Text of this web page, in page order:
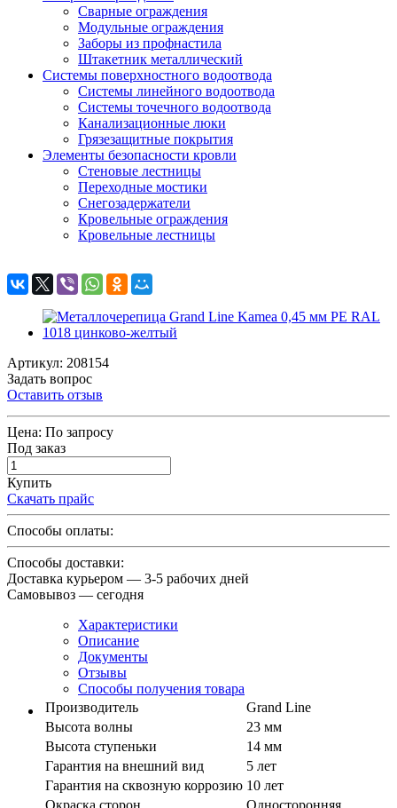
Сварные ограждения
Модульные ограждения
Заборы из профнастила
Штакетник металлический
Системы поверхностного водоотвода
Системы линейного водоотвода
Системы точечного водоотвода
Канализационные люки
Грязезащитные покрытия
Элементы безопасности кровли
Стеновые лестницы
Переходные мостики
Снегозадержатели
Кровельные ограждения
Кровельные лестницы
Артикул: 208154
Задать вопрос
Оставить отзыв
Цена: По запросу
Под заказ
Купить
Скачать прайс
Способы оплаты:
Способы доставки:
Доставка курьером — 3-5 рабочих дней
Самовывоз — сегодня
Характеристики
Описание
Документы
Отзывы
Способы получения товара
Производитель
Grand Line
Высота волны
23 мм
Высота ступеньки
14 мм
Гарантия на внешний вид
5 лет
Гарантия на сквозную коррозию 10 лет
Окраска сторон
Односторонняя